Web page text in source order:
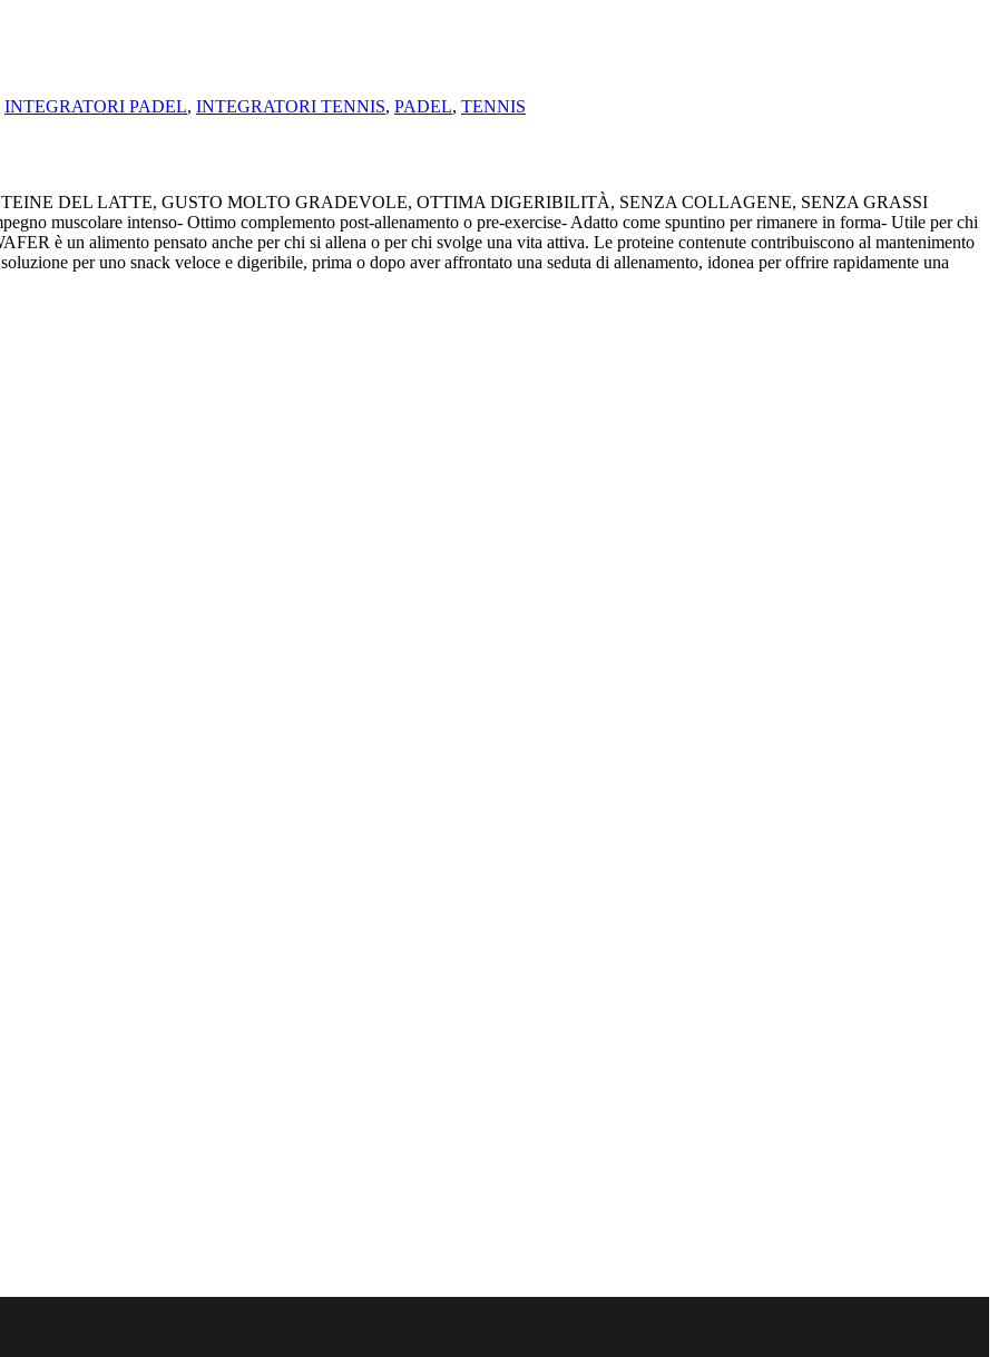
INTEGRATORI PADEL, INTEGRATORI TENNIS, PADEL, TENNIS
DEL LATTE, GUSTO MOLTO GRADEVOLE, OTTIMA DIGERIBILITÀ, SENZA COLLAGENE, SENZA GRASSI
muscolare intenso- Ottimo complemento post-allenamento o pre-exercise- Adatto come spuntino per rimanere in forma- Utile per chi
è un alimento pensato anche per chi si allena o per chi svolge una vita attiva. Le proteine contenute contribuiscono al mantenimento
per uno snack veloce e digeribile, prima o dopo aver affrontato una seduta di allenamento, idonea per offrire rapidamente una